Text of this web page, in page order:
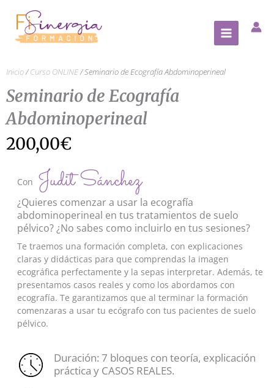
contenido
Inicio/Curso ONLINE/ Seminario de Ecografía Abdominoperineal
Seminario de Ecografía
Abdominoperineal
200,00€
Con Judit Sánchez
¿Quieres comenzar a usar la ecografía
abdominoperineal en tus tratamientos de suelo
pélvico? ¿No sabes como incluirlo en tus sesiones?
Te traemos una formación completa, con explicaciones
claras y didácticas para que comprendas la imagen
ecográfica perfectamente y la sepas interpretar. Además, te
presentamos casos reales y como los abordamos con
ecografía. Te garantizamos que al terminar la formación
comenzaras a usar tu ecógrafo con tus pacientes de suelo
pélvico.
Duración: 7 bloques con teoría, explicación
práctica y CASOS REALES.